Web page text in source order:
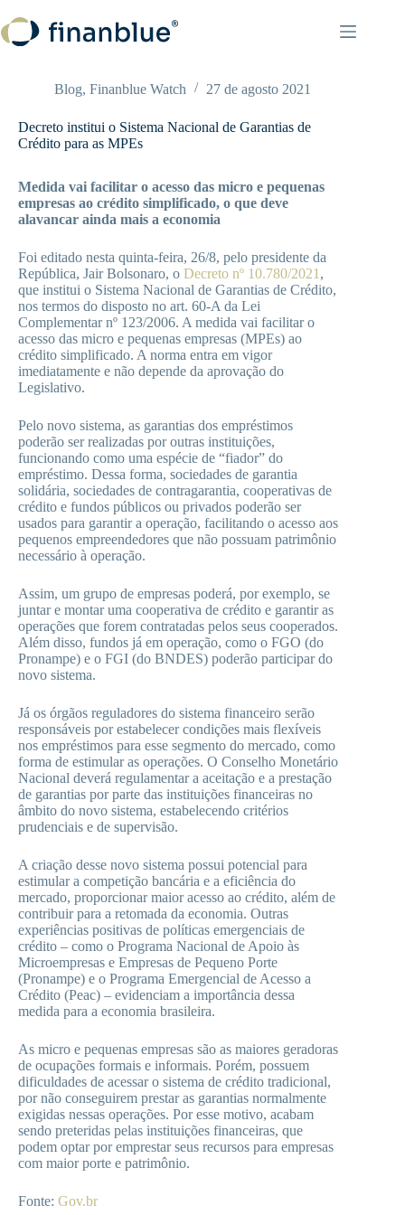
para
o
Blog, Finanblue Watch 27 de agosto 2021
Decreto institui o Sistema Nacional de Garantias de
Crédito para as MPEs
Medida vai facilitar o acesso das micro e pequenas
empresas ao crédito simplificado, o que deve
alavancar ainda mais a economia
Foi editado nesta quinta-feira, 26/8, pelo presidente da
República, Jair Bolsonaro, o Decreto nº 10.780/2021 ,
que institui o Sistema Nacional de Garantias de Crédito,
nos termos do disposto no art. 60-A da Lei
Complementar nº 123/2006. A medida vai facilitar o
acesso das micro e pequenas empresas (MPEs) ao
crédito simplificado. A norma entra em vigor
imediatamente e não depende da aprovação do
Legislativo.
Pelo novo sistema, as garantias dos empréstimos
poderão ser realizadas por outras instituições,
funcionando como uma espécie de “fiador” do
empréstimo. Dessa forma, sociedades de garantia
solidária, sociedades de contragarantia, cooperativas de
crédito e fundos públicos ou privados poderão ser
usados para garantir a operação, facilitando o acesso aos
pequenos empreendedores que não possuam patrimônio
necessário à operação.
Assim, um grupo de empresas poderá, por exemplo, se
juntar e montar uma cooperativa de crédito e garantir as
operações que forem contratadas pelos seus cooperados.
Além disso, fundos já em operação, como o FGO (do
Pronampe) e o FGI (do BNDES) poderão participar do
novo sistema.
Já os órgãos reguladores do sistema financeiro serão
responsáveis por estabelecer condições mais flexíveis
nos empréstimos para esse segmento do mercado, como
forma de estimular as operações. O Conselho Monetário
Nacional deverá regulamentar a aceitação e a prestação
de garantias por parte das instituições financeiras no
âmbito do novo sistema, estabelecendo critérios
prudenciais e de supervisão.
A criação desse novo sistema possui potencial para
estimular a competição bancária e a eficiência do
mercado, proporcionar maior acesso ao crédito, além de
contribuir para a retomada da economia. Outras
experiências positivas de políticas emergenciais de
crédito – como o Programa Nacional de Apoio às
Microempresas e Empresas de Pequeno Porte
(Pronampe) e o Programa Emergencial de Acesso a
Crédito (Peac) – evidenciam a importância dessa
medida para a economia brasileira.
As micro e pequenas empresas são as maiores geradoras
de ocupações formais e informais. Porém, possuem
dificuldades de acessar o sistema de crédito tradicional,
por não conseguirem prestar as garantias normalmente
exigidas nessas operações. Por esse motivo, acabam
sendo preteridas pelas instituições financeiras, que
podem optar por emprestar seus recursos para empresas
com maior porte e patrimônio.
Fonte: Gov.br